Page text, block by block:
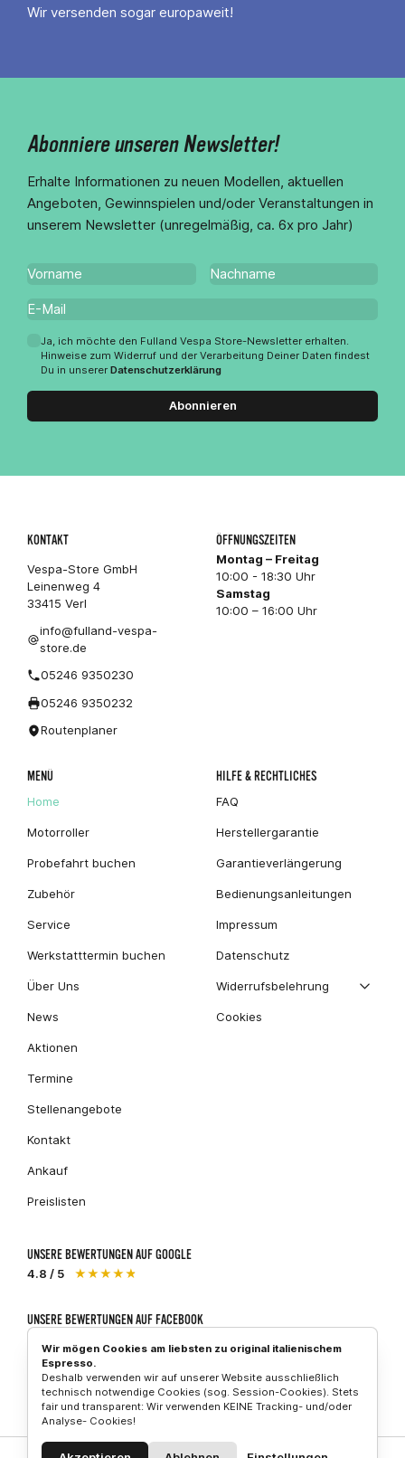
Wir versenden sogar europaweit!
Abonniere unseren Newsletter!
Erhalte Informationen zu neuen Modellen, aktuellen
Angeboten, Gewinnspielen und/oder Veranstaltungen in
unserem Newsletter (unregelmäßig, ca. 6x pro Jahr)
Ja, ich möchte den Fulland Vespa Store-Newsletter erhalten.
Hinweise zum Widerruf und der Verarbeitung Deiner Daten findest
Du in unserer Datenschutzerklärung
Abonnieren
KONTAKT
Vespa-Store GmbH
Leinenweg 4
33415 Verl
info@fulland-vespa-
store.de
05246 9350230
05246 9350232
Routenplaner
ÖFFNUNGSZEITEN
Montag – Freitag
10:00 - 18:30 Uhr
Samstag
10:00 – 16:00 Uhr
MENÜ
Home
Motorroller
Probefahrt buchen
Zubehör
Service
Werkstatttermin buchen
Über Uns
News
Aktionen
Termine
Stellenangebote
Kontakt
Ankauf
Preislisten
HILFE & RECHTLICHES
FAQ
Herstellergarantie
Garantieverlängerung
Bedienungsanleitungen
Impressum
Datenschutz
Widerrufsbelehrung
Cookies
UNSERE BEWERTUNGEN AUF GOOGLE
4.8 / 5
★★★★★
UNSERE BEWERTUNGEN AUF FACEBOOK
Vespa
Piaggio
Wir mögen Cookies am liebsten zu original italienischem
Espresso.
Deshalb verwenden wir auf unserer Website ausschließlich
technisch notwendige Cookies (sog. Session-Cookies). Stets
fair und transparent: Wir verwenden KEINE Tracking- und/oder
Analyse- Cookies!